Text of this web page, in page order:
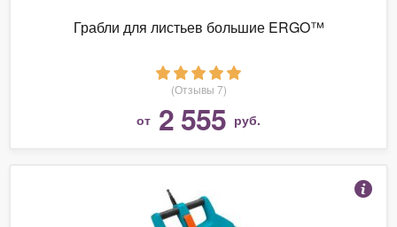
Грабли для листьев большие ERGO™
(Отзывы 7)
от 2 555 руб.